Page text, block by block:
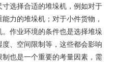
选择合适的堆垛机，例如对于
力的堆垛机；对于小件货物，
作业环境的条件也是选择堆垛
、空间限制等，这些都会影响
也是一个重要的考量因素，需